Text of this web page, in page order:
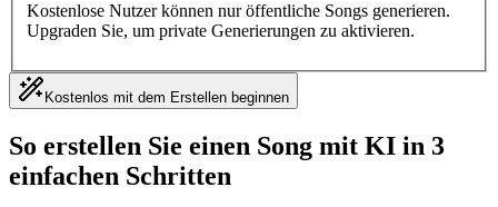
Kostenlose Nutzer können nur öffentliche Songs generieren.
Upgraden Sie, um private Generierungen zu aktivieren.
Kostenlos mit dem Erstellen beginnen
So erstellen Sie einen Song mit KI in 3
einfachen Schritten